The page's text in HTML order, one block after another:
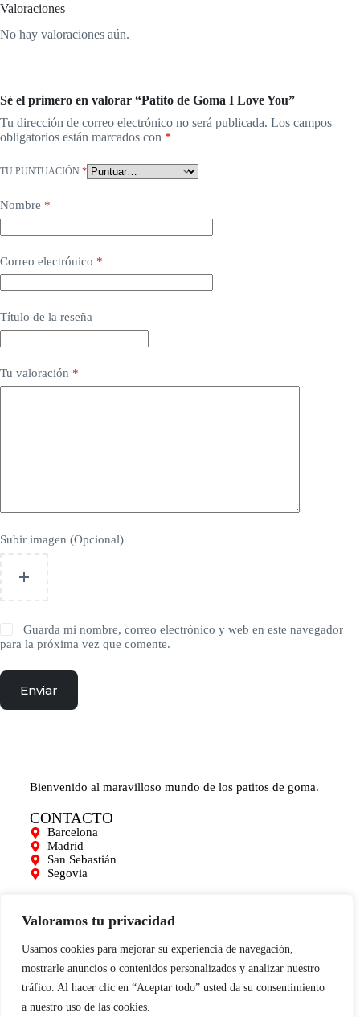
Valoramos tu privacidad
Usamos cookies para mejorar su experiencia de navegación,
mostrarle anuncios o contenidos personalizados y analizar nuestro
tráfico. Al hacer clic en “Aceptar todo” usted da su consentimiento
a nuestro uso de las cookies.
Valoraciones
No hay valoraciones aún.
Sé el primero en valorar “Patito de Goma I Love You”
Tu dirección de correo electrónico no será publicada. Los campos
obligatorios están marcados con *
TU PUNTUACIÓN *
Nombre *
Correo electrónico *
Título de la reseña
Tu valoración *
Subir imagen (Opcional)
Guarda mi nombre, correo electrónico y web en este navegador
para la próxima vez que comente.
Enviar
Bienvenido al maravilloso mundo de los patitos de goma.
CONTACTO
Barcelona
Madrid
San Sebastián
Segovia
Mi cuenta
Para empresas
Limpieza de Patitos
Blog
INFORMACIÓN